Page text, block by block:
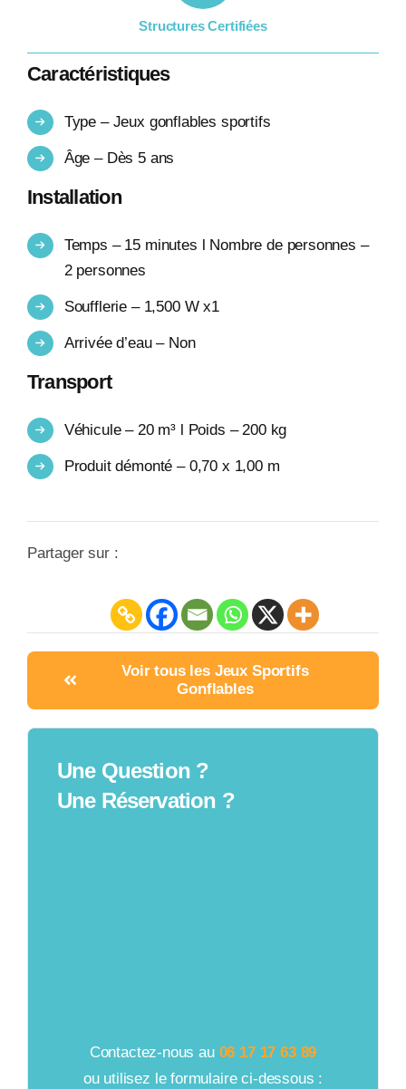
Structures Certifiées
Caractéristiques
Type – Jeux gonflables sportifs
Âge – Dès 5 ans
Installation
Temps – 15 minutes l Nombre de personnes –
2 personnes
Soufflerie – 1,500 W x1
Arrivée d’eau – Non
Transport
Véhicule – 20 m³ l Poids – 200 kg
Produit démonté – 0,70 x 1,00 m
Partager sur :
Voir tous les Jeux Sportifs
Gonflables
Une Question ?
Une Réservation ?
Contactez-nous au 06 17 17 63 89
ou utilisez le formulaire ci-dessous :